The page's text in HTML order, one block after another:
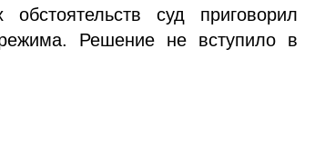
суд приговорил
Решение не вступило в